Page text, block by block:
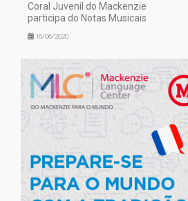
Coral Juvenil do Mackenzie
participa do Notas Musicais
16/06/2020